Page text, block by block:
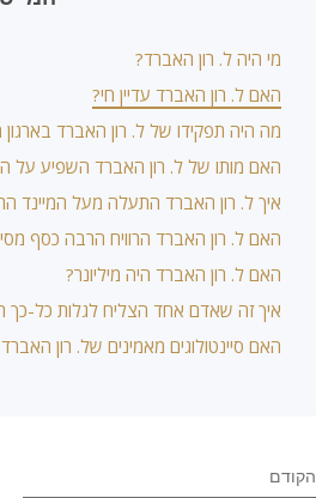
מי היה ל. רון האברד?
האם ל. רון האברד עדיין חי?
מה היה תפקידו של ל. רון האברד בארגון
האם מותו של ל. רון האברד השפיע על
איך ל. רון האברד התעלה מעל המיינד
האם ל. רון האברד הרוויח הרבה כסף
האם ל. רון האברד היה מיליונר?
איך זה שאדם אחד הצליח לגלות כל-כך
האם סיינטולוגים מאמינים של. רון
הקודם